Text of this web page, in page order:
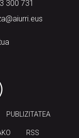
300 731
PUBLIZITATEA
RSS